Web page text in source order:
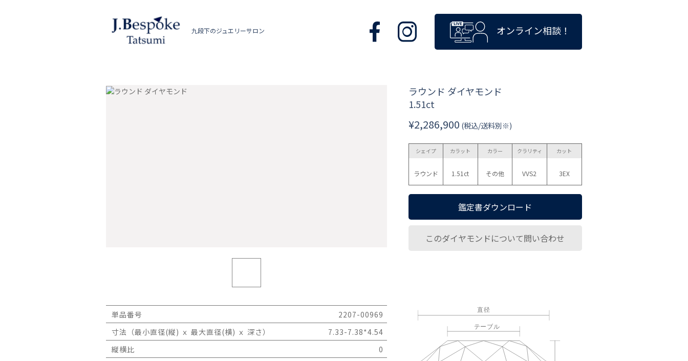
九段下のジュエリーサロン オンライン相談！
ラウンド ダイヤモンド
1.51ct
¥2,286,900 (税込/送料別※)
シェイプ
ラウンド
カラット
1.51ct
カラー
その他
クラリティ
VVS2
カット
3EX
鑑定書ダウンロード
このダイヤモンドについて問い合わせ
単品番号
2207-00969
寸法（最小直径(縦) ｘ 最大直径(横) ｘ 深さ）
7.33-7.38*4.54
縦横比
0